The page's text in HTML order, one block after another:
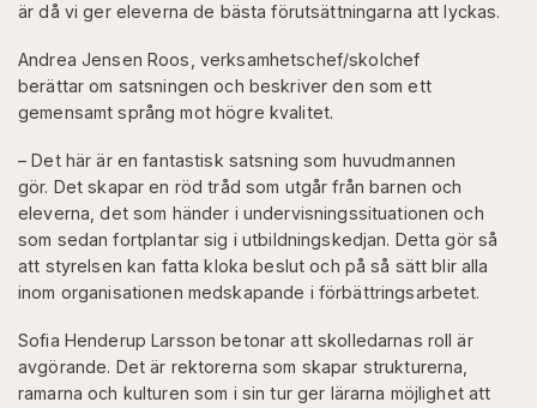
är då vi ger eleverna de bästa förutsättningarna att lyckas.
Andrea Jensen Roos, verksamhetschef/skolchef
berättar om satsningen och beskriver den som ett
gemensamt språng mot högre kvalitet.
– Det här är en fantastisk satsning som huvudmannen
gör. Det skapar en röd tråd som utgår från barnen och
eleverna, det som händer i undervisningssituationen och
som sedan fortplantar sig i utbildningskedjan. Detta gör så
att styrelsen kan fatta kloka beslut och på så sätt blir alla
inom organisationen medskapande i förbättringsarbetet.
Sofia Henderup Larsson betonar att skolledarnas roll är
avgörande. Det är rektorerna som skapar strukturerna,
ramarna och kulturen som i sin tur ger lärarna möjlighet att